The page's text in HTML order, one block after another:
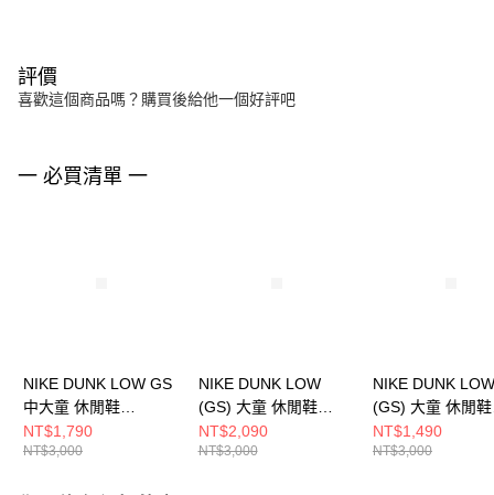
評價
喜歡這個商品嗎？購買後給他一個好評吧
一 必買清單 一
NIKE DUNK LOW GS
中大童 休閒鞋
FN7784001
NT$1,790
NT$3,000
NIKE DUNK LOW
(GS) 大童 休閒鞋
IB8891191
NT$2,090
NT$3,000
NIKE DUNK LOW
(GS) 大童 休閒鞋
HQ3474171
NT$1,490
NT$3,000